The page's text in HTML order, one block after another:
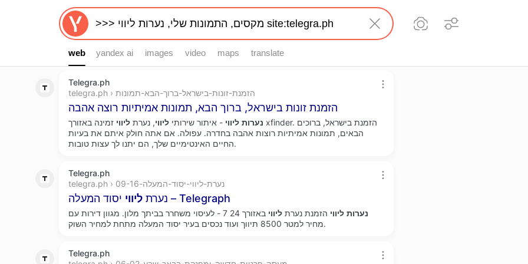
web
web yandex ai images video maps translate
Telegra.ph
telegra.ph › הזמנת-זונות-בישראל-ברוך-הבא-תמונות
הזמנת זונות בישראל, ברוך הבא, תמונות אמיתיות רוצה אהבה
נערות ליווי - איתור שירותי ליווי, נערת ליווי זמינה באזורך xfinder. הזמנת בישראל, ברוכים
הבאים, תמונות אמיתיות רוצות אהבה בחדרה. עפולה. אם אתה חולק איתם את בעיות
החיים האינטימיים שלך, הם יתנו לך עצות טובות.
Telegra.ph
telegra.ph › נערת-ליווי-יסוד-המעלה-09-16
נערת ליווי יסוד המעלה – Telegraph
נערות ליווי הזמנת נערת ליווי
באזורך 24 7 - לעיסוי משחרר בביתך מלון. מגוון דירות עם
מחיר למטר 8500 תיווך ועוד נכסים בעיר יסוד המעלה מתחת למחיר השוק.
Telegra.ph